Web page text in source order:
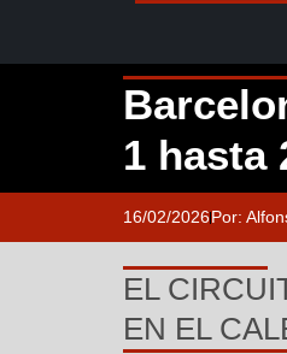
1 hasta
16/02/2026Por:
EL
EN EL